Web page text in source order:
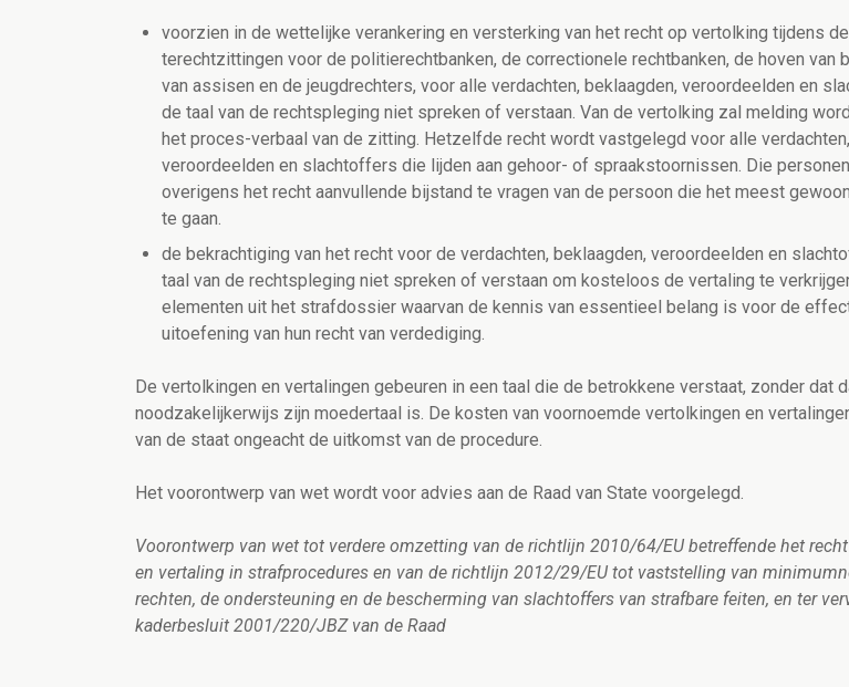
voorzien in de wettelijke verankering en versterking van het recht op vertolking tijdens de
terechtzittingen voor de politierechtbanken, de correctionele rechtbanken, de hoven van
van assisen en de jeugdrechters, voor alle verdachten, beklaagden, veroordeelden en
de taal van de rechtspleging niet spreken of verstaan. Van de vertolking zal melding
het proces-verbaal van de zitting. Hetzelfde recht wordt vastgelegd voor alle
veroordeelden en slachtoffers die lijden aan gehoor- of spraakstoornissen. Die
overigens het recht aanvullende bijstand te vragen van de persoon die het meest
te gaan.
de bekrachtiging van het recht voor de verdachten, beklaagden, veroordeelden en
taal van de rechtspleging niet spreken of verstaan om kosteloos de vertaling te
elementen uit het strafdossier waarvan de kennis van essentieel belang is voor de
uitoefening van hun recht van verdediging.
De vertolkingen en vertalingen gebeuren in een taal die de betrokkene verstaat, zonder dat
noodzakelijkerwijs zijn moedertaal is. De kosten van voornoemde vertolkingen en
van de staat ongeacht de uitkomst van de procedure.
Het voorontwerp van wet wordt voor advies aan de Raad van State voorgelegd.
Voorontwerp van wet tot verdere omzetting van de richtlijn 2010/64/EU betreffende het
en vertaling in strafprocedures en van de richtlijn 2012/29/EU tot vaststelling van
rechten, de ondersteuning en de bescherming van slachtoffers van strafbare feiten, en ter
kaderbesluit 2001/220/JBZ van de Raad